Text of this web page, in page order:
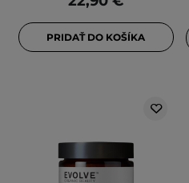
PRIDAŤ DO KOŠÍKA